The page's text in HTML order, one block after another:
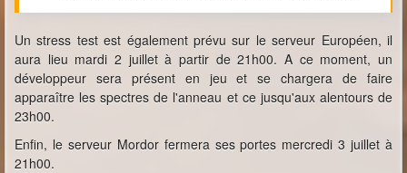
Un stress test est également prévu sur le serveur Européen, il
aura lieu mardi 2 juillet à partir de 21h00. A ce moment, un
développeur sera présent en jeu et se chargera de faire
apparaître les spectres de l'anneau et ce jusqu'aux alentours de
23h00.
Enfin, le serveur Mordor fermera ses portes mercredi 3 juillet à
21h00.